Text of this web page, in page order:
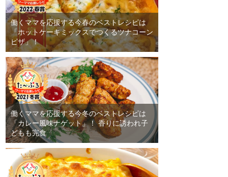
働くママを応援する今春のベストレシピは
「ホットケーキミックスでつくるツナコーン
ピザ」！
働くママを応援する今冬のベストレシピは
「カレー風味ナゲット」！ 香りに誘われ子
どもも完食